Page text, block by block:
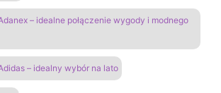
– idealne połączenie wygody i modnego
– idealny wybór na lato